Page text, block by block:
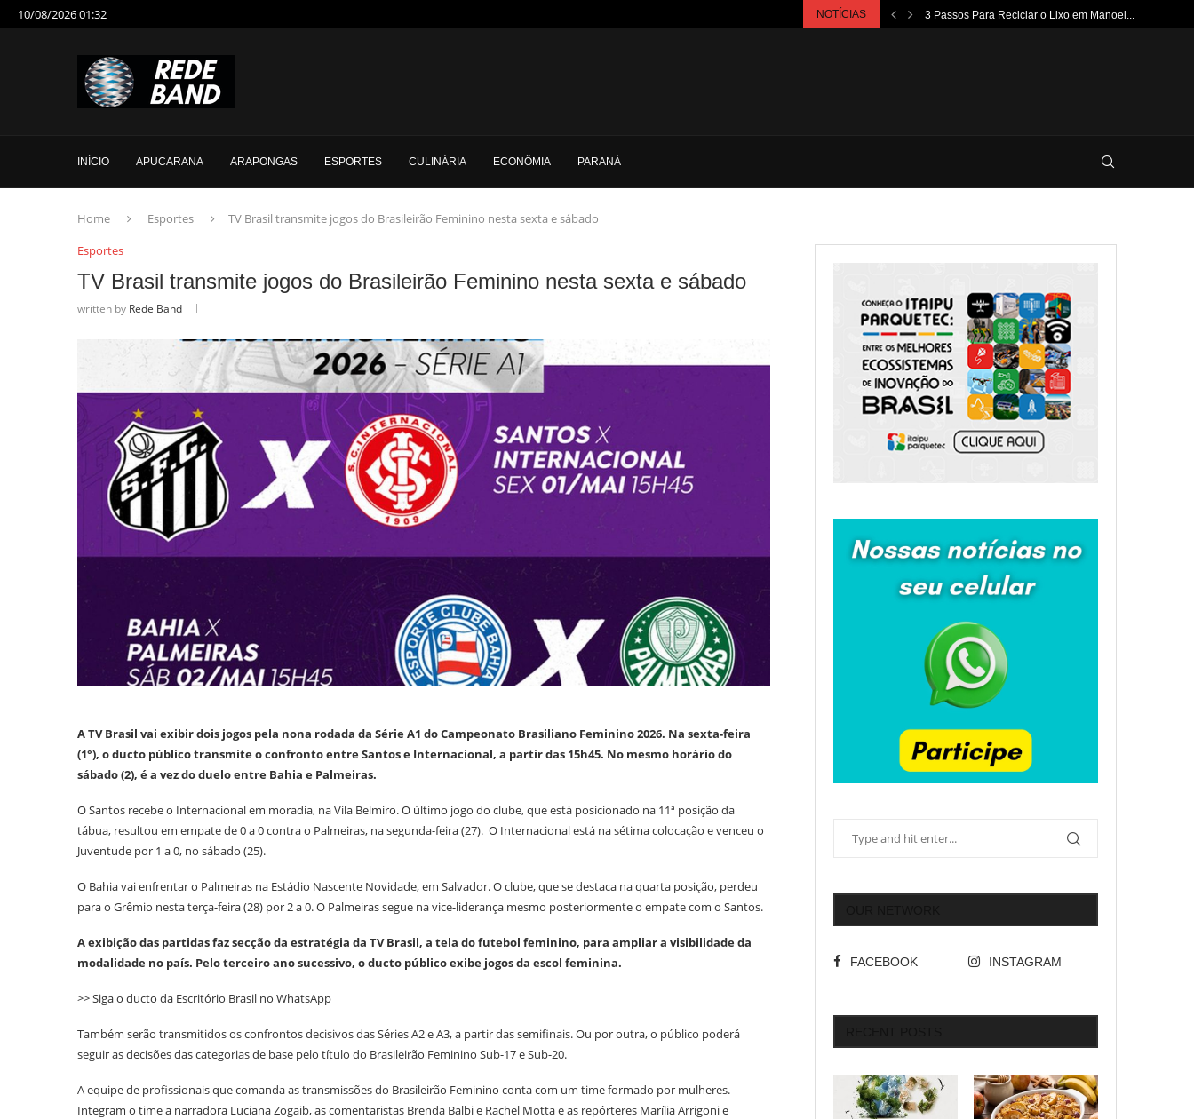
10/08/2026 01:32 NOTÍCIAS 3 Passos Para Reciclar o Lixo em Manoel...
INÍCIO APUCARANA ARAPONGAS ESPORTES CULINÁRIA ECONÔMIA PARANÁ
Home Esportes
TV Brasil transmite jogos do Brasileirão Feminino nesta sexta e sábado
Esportes
TV Brasil transmite jogos do Brasileirão Feminino nesta sexta e sábado
written by Rede Band
A TV Brasil vai exibir dois jogos pela nona rodada da Série A1 do Campeonato Brasiliano Feminino 2026. Na sexta-feira
(1°), o ducto público transmite o confronto entre Santos e Internacional, a partir das 15h45. No mesmo horário do
sábado (2), é a vez do duelo entre Bahia e Palmeiras.
O Santos recebe o Internacional em moradia, na Vila Belmiro. O último jogo do clube, que está posicionado na 11ª posição da
tábua, resultou em empate de 0 a 0 contra o Palmeiras, na segunda-feira (27). O Internacional está na sétima colocação e venceu o
Juventude por 1 a 0, no sábado (25).
O Bahia vai enfrentar o Palmeiras na Estádio Nascente Novidade, em Salvador. O clube, que se destaca na quarta posição, perdeu
para o Grêmio nesta terça-feira (28) por 2 a 0. O Palmeiras segue na vice-liderança mesmo posteriormente o empate com o Santos.
A exibição das partidas faz secção da estratégia da TV Brasil, a tela do futebol feminino, para ampliar a visibilidade da
modalidade no país. Pelo terceiro ano sucessivo, o ducto público exibe jogos da escol feminina.
>> Siga o ducto da Escritório Brasil no WhatsApp
Também serão transmitidos os confrontos decisivos das Séries A2 e A3, a partir das semifinais. Ou por outra, o público poderá
seguir as decisões das categorias de base pelo título do Brasileirão Feminino Sub-17 e Sub-20.
A equipe de profissionais que comanda as transmissões do Brasileirão Feminino conta com um time formado por mulheres.
Integram o time a narradora Luciana Zogaib, as comentaristas Brenda Balbi e Rachel Motta e as repórteres Marília Arrigoni e
FACEBOOK INSTAGRAM